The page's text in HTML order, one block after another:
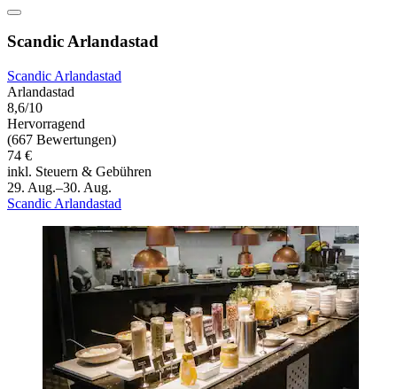
Scandic Arlandastad
Scandic Arlandastad
Arlandastad
8,6/10
Hervorragend
(667 Bewertungen)
74 €
inkl. Steuern & Gebühren
29. Aug.–30. Aug.
Scandic Arlandastad